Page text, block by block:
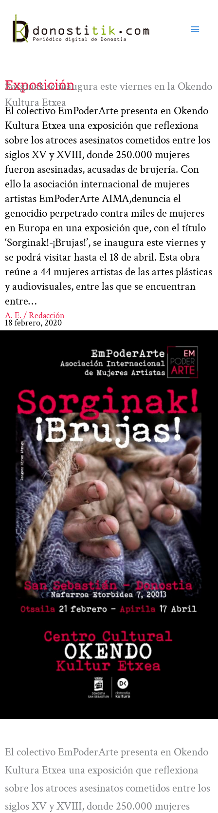
contenido
Exposición
Sorginak se inaugura este viernes en la Okendo
Kultura Etxea
El colectivo EmPoderArte presenta en Okendo
Kultura Etxea una exposición que reflexiona
sobre los atroces asesinatos cometidos entre los
siglos XV y XVIII, donde 250.000 mujeres
fueron asesinadas, acusadas de brujería. Con
ello la asociación internacional de mujeres
artistas EmPoderArte AIMA,denuncia el
genocidio perpetrado contra miles de mujeres
en Europa en una exposición que, con el título
‘Sorginak!-¡Brujas!’, se inaugura este viernes y
se podrá visitar hasta el 18 de abril. Esta obra
reúne a 44 mujeres artistas de las artes plásticas
y audiovisuales, entre las que se encuentran
entre…
A. E. / Redacción
18 febrero, 2020
El colectivo EmPoderArte presenta en Okendo
Kultura Etxea una exposición que reflexiona
sobre los atroces asesinatos cometidos entre los
siglos XV y XVIII, donde 250.000 mujeres